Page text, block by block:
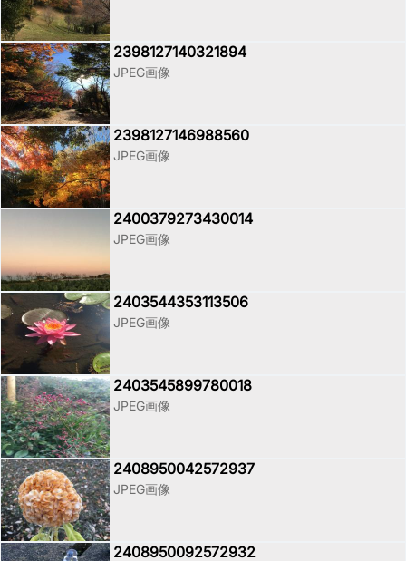
2398127140321894
JPEG画像
2398127146988560
JPEG画像
2400379273430014
JPEG画像
2403544353113506
JPEG画像
2403545899780018
JPEG画像
2408950042572937
JPEG画像
2408950092572932